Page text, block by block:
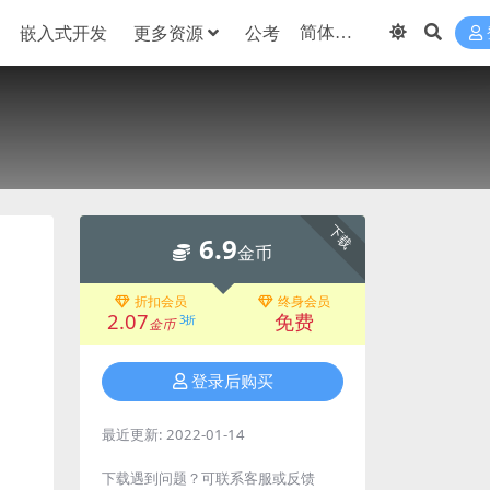
嵌入式开发 更多资源 公考
下载
6.9金币
折扣会员
2.07金币 3折
终身会员
免费
登录后购买
最近更新: 2022-01-14
下载遇到问题？可联系客服或反馈